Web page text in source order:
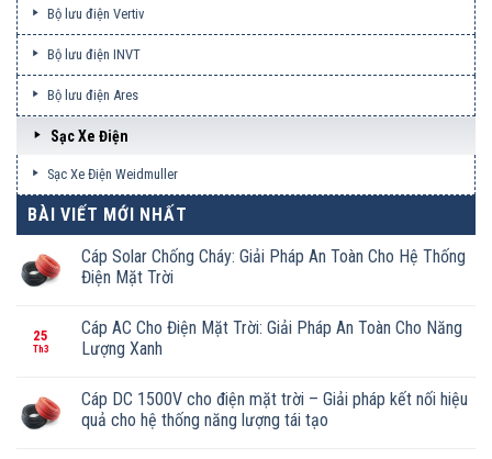
Bộ lưu điện Vertiv
Bộ lưu điện INVT
Bộ lưu điện Ares
Sạc Xe Điện
Sạc Xe Điện Weidmuller
BÀI VIẾT MỚI NHẤT
Cáp Solar Chống Cháy: Giải Pháp An Toàn Cho Hệ Thống
Điện Mặt Trời
25
Th3
Cáp AC Cho Điện Mặt Trời: Giải Pháp An Toàn Cho Năng
Lượng Xanh
Cáp DC 1500V cho điện mặt trời – Giải pháp kết nối hiệu
quả cho hệ thống năng lượng tái tạo